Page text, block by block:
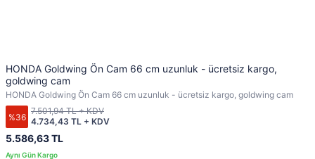
HONDA Goldwing Ön Cam 66 cm uzunluk - ücretsiz kargo,
goldwing cam
HONDA Goldwing Ön Cam 66 cm uzunluk - ücretsiz kargo, goldwing cam
%36
5.586,63 TL
4.734,43 TL + KDV
7.501,94 TL + KDV